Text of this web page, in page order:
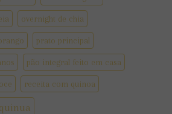
overnight de chia
prato principal
pão integral feito em casa
receita com quinoa